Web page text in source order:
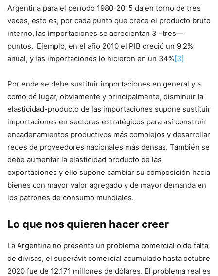
Argentina para el período 1980-2015 da en torno de tres
veces, esto es, por cada punto que crece el producto bruto
interno, las importaciones se acrecientan 3 –tres—
puntos. Ejemplo, en el año 2010 el PIB creció un 9,2%
anual, y las importaciones lo hicieron en un 34%[3]
Por ende se debe sustituir importaciones en general y a
como dé lugar, obviamente y principalmente, disminuir la
elasticidad-producto de las importaciones supone sustituir
importaciones en sectores estratégicos para así construir
encadenamientos productivos más complejos y desarrollar
redes de proveedores nacionales más densas. También se
debe aumentar la elasticidad producto de las
exportaciones y ello supone cambiar su composición hacia
bienes con mayor valor agregado y de mayor demanda en
los patrones de consumo mundiales.
Lo que nos quieren hacer creer
La Argentina no presenta un problema comercial o de falta
de divisas, el superávit comercial acumulado hasta octubre
2020 fue de 12.171 millones de dólares. El problema real es